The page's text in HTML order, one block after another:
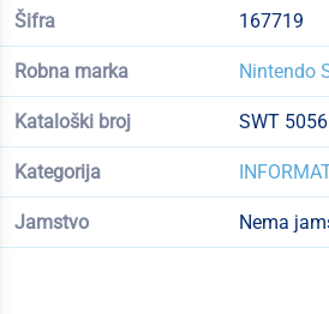
Šifra 167719
Robna marka Nintendo
Kataloški broj SWT
Kategorija
Jamstvo Nema